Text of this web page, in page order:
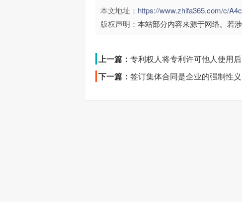
本文地址： https://www.zhifa365.com/c/
版权声明： 本站部分内容来源于网络。若
上一篇： 专利权人将专利许可他人使用
下一篇： 签订集体合同是企业的强制性